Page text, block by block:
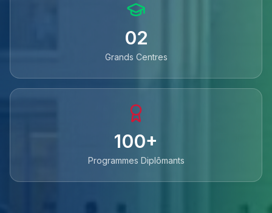
02
Grands Centres
100+
Programmes Diplômants